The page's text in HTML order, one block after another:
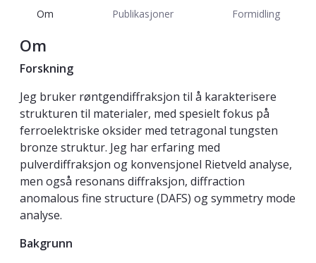
Om Publikasjoner Formidling
Om
Forskning
Jeg bruker røntgendiffraksjon til å karakterisere
strukturen til materialer, med spesielt fokus på
ferroelektriske oksider med tetragonal tungsten
bronze struktur. Jeg har erfaring med
pulverdiffraksjon og konvensjonel Rietveld analyse,
men også resonans diffraksjon, diffraction
anomalous fine structure (DAFS) og symmetry mode
analyse.
Bakgrunn